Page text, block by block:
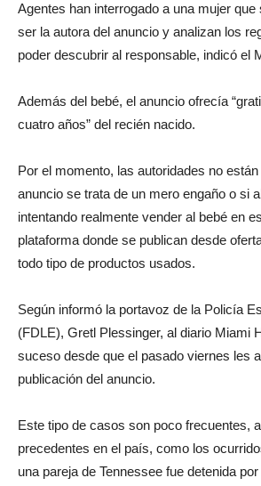
Agentes han interrogado a una mujer
ser la autora del anuncio y analizan los
poder descubrir al responsable, indicó el
Además del bebé, el anuncio ofrecía
cuatro años” del recién nacido.
Por el momento, las autoridades no
anuncio se trata de un mero engaño o si
intentando realmente vender al bebé en
plataforma donde se publican desde
todo tipo de productos usados.
Según informó la portavoz de la Policía
(FDLE), Gretl Plessinger, al diario Miami
suceso desde que el pasado viernes les
publicación del anuncio.
Este tipo de casos son poco frecuentes,
precedentes en el país, como los
una pareja de Tennessee fue detenida